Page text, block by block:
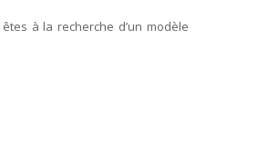
à la recherche d’un modèle